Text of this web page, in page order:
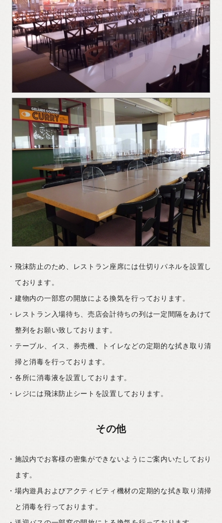
飛沫防止のため、レストラン座席には仕切りパネルを設置し
ております。
建物内の一部窓の開放による換気を行っております。
レストラン入場待ち、売店会計待ちの列は一定間隔をあけて
整列をお願い致しております。
テーブル、イス、券売機、トイレなどの定期的な拭き取り清
掃と消毒を行っております。
各所に消毒液を設置しております。
レジには飛沫防止シートを設置しております。
その他
施設内でお客様の密集ができないようにご案内いたしており
ます。
場内遊具およびアクティビティ機材の定期的な拭き取り清掃
と消毒を行っております。